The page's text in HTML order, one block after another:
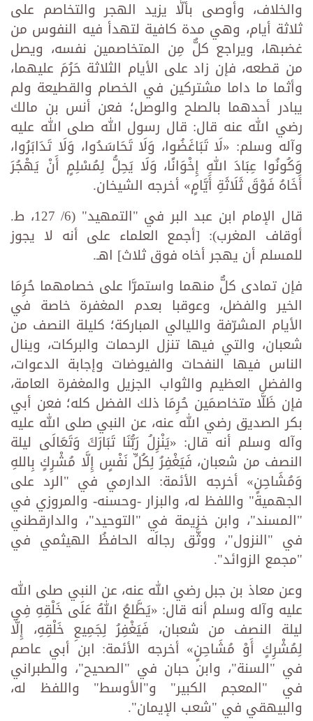
والخلاف، وأوصى بألَّا يزيد الهجر والتخاصم على
ثلاثة أيام، وهي مدة كافية لتهدأ فيه النفوس من
غضبها، ويراجع كلٌّ مِن المتخاصمين نفسه، ويصل
من قطعه، فإن زاد على الأيام الثلاثة حَرُمَ عليهما،
وأثما ما داما مشتركين في الخصام والقطيعة ولم
يبادر أحدهما بالصلح والوصل؛ فعن أنس بن مالك
رضي الله عنه قال: قال رسول الله صلى الله عليه
وآله وسلم: «لَا تَبَاغَضُوا، وَلَا تَحَاسَدُوا، وَلَا تَدَابَرُوا،
وَكُونُوا عِبَادَ اللهِ إِخْوَانًا، وَلَا يَحِلُّ لِمُسْلِمٍ أَنْ يَهْجُرَ
أَخَاهُ فَوْقَ ثَلَاثَةِ أَيَّامٍ» أخرجه الشيخان.
قال الإمام ابن عبد البر في "التمهيد" (6/ 127، ط.
أوقاف المغرب): [أجمع العلماء على أنه لا يجوز
للمسلم أن يهجر أخاه فوق ثلاث] اهـ.
فإن تمادى كلٌّ منهما واستمرَّا على خصامهما حُرِمَا
الخير والفضل، وعوقبا بعدم المغفرة خاصة في
الأيام المشرّفة والليالي المباركة؛ كليلة النصف من
شعبان، والتي فيها تنزل الرحمات والبركات، وينال
الناس فيها النفحات والفيوضات وإجابة الدعوات،
والفضل العظيم والثواب الجزيل والمغفرة العامة،
فإن ظَلَّا متخاصمَين حُرِمَا ذلك الفضل كله؛ فعن أبي
بكر الصديق رضي الله عنه، عن النبي صلى الله عليه
وآله وسلم أنه قال: «يَنْزِلُ رَبُّنَا تَبَارَكَ وَتَعَالَى ليلة
النصف من شعبان، فَيَغْفِرُ لِكُلِّ نَفْسٍ إِلَّا مُشْرِكٍ بِاللهِ
وَمُشَاحِنٍ» أخرجه الأئمة: الدارمي في "الرد على
الجهمية" واللفظ له، والبزار -وحسنه- والمروزي في
"المسند"، وابن خزيمة في "التوحيد"، والدارقطني
في "النزول"، ووثَّق رجالَه الحافظُ الهيثمي في
"مجمع الزوائد".
وعن معاذ بن جبل رضي الله عنه، عن النبي صلى الله
عليه وآله وسلم أنه قال: «يَطَّلعُ اللهُ عَلَى خَلْقِهِ فِي
ليلة النصف من شعبان، فَيَغْفِرُ لِجَمِيعِ خَلْقِهِ، إِلَّا
لِمُشْرِكٍ أَوْ مُشَاحِنٍ» أخرجه الأئمة: ابن أبي عاصم
في "السنة"، وابن حبان في "الصحيح"، والطبراني
في "المعجم الكبير" و"الأوسط" واللفظ له،
والبيهقي في "شعب الإيمان".